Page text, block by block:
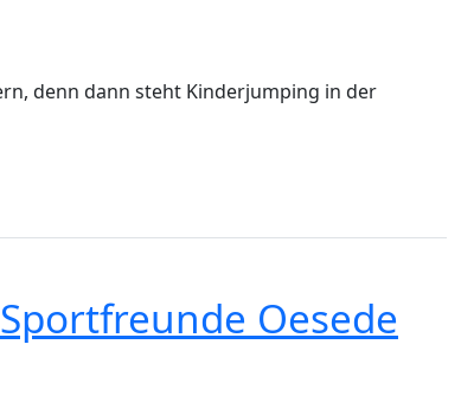
denn dann steht Kinderjumping in der
Oesede